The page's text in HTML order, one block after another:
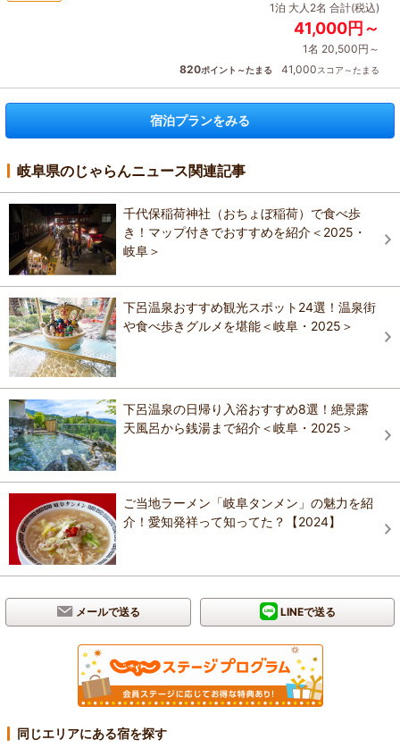
1泊 大人2名 合計(税込)
41,000円～
1名 20,500円～
820ポイント～たまる 41,000スコア～たまる
宿泊プランをみる
岐阜県のじゃらんニュース関連記事
千代保稲荷神社（おちょぼ稲荷）で食べ歩
き！マップ付きでおすすめを紹介＜2025・
岐阜＞
下呂温泉おすすめ観光スポット24選！温泉街
や食べ歩きグルメを堪能＜岐阜・2025＞
下呂温泉の日帰り入浴おすすめ8選！絶景露
天風呂から銭湯まで紹介＜岐阜・2025＞
ご当地ラーメン「岐阜タンメン」の魅力を紹
介！愛知発祥って知ってた？【2024】
メールで送る LINEで送る
同じエリアにある宿を探す